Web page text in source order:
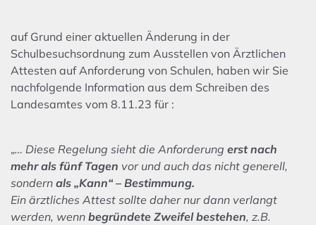
auf Grund einer aktuellen Änderung in der
Schulbesuchsordnung zum Ausstellen von Ärztlichen
Attesten auf Anforderung von Schulen, haben wir Sie
nachfolgende Information aus dem Schreiben des
Landesamtes vom 8.11.23 für :
„… Diese Regelung sieht die Anforderung erst nach
mehr als fünf Tagen vor und auch das nicht generell,
sondern als „Kann“ – Bestimmung.
Ein ärztliches Attest sollte daher nur dann verlangt
werden, wenn begründete Zweifel bestehen, z.B.